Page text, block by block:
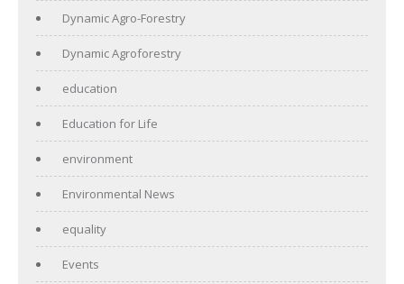
Dynamic Agro-Forestry
Dynamic Agroforestry
education
Education for Life
environment
Environmental News
equality
Events